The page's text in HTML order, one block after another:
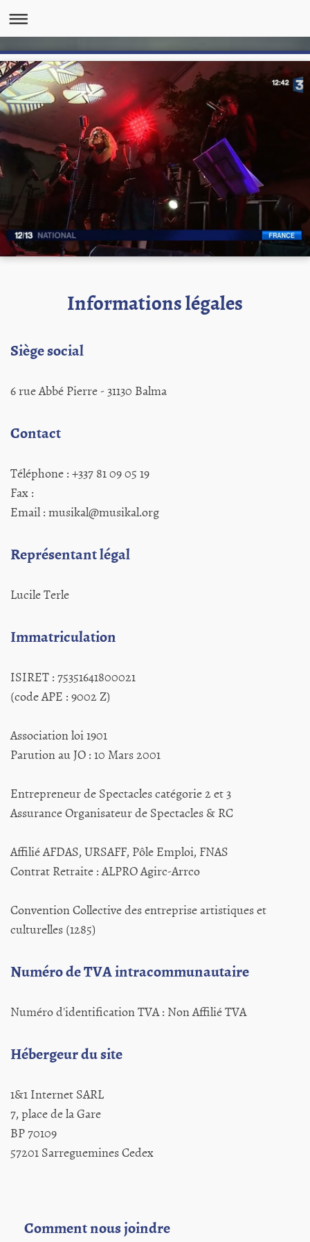
Informations légales
Siège social
6 rue Abbé Pierre - 31130 Balma
Contact
Téléphone : +337 81 09 05 19
Fax :
Email : musikal@musikal.org
Représentant légal
Lucile Terle
Immatriculation
ISIRET : 75351641800021
(code APE : 9002 Z)
Association loi 1901
Parution au JO : 10 Mars 2001
Entrepreneur de Spectacles catégorie 2 et 3
Assurance Organisateur de Spectacles & RC
Affilié AFDAS, URSAFF, Pôle Emploi, FNAS
Contrat Retraite : ALPRO Agirc-Arrco
Convention Collective des entreprise artistiques et
culturelles (1285)
Numéro de TVA intracommunautaire
Numéro d'identification TVA : Non Affilié TVA
Hébergeur du site
1&1 Internet SARL
7, place de la Gare
BP 70109
57201 Sarreguemines Cedex
Comment nous joindre